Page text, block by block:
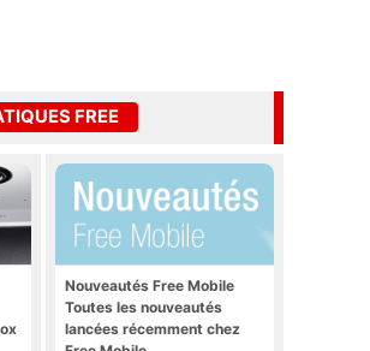
FREE
Nouveautés Free Mobile
Toutes les nouveautés
lancées récemment chez